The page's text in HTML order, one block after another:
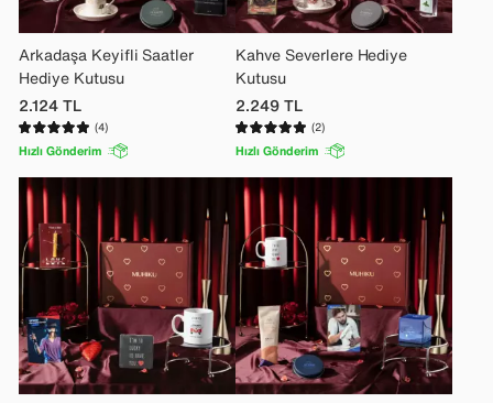
Arkadaşa Keyifli Saatler
Hediye Kutusu
2.124TL
(4)
Hızlı Gönderim
Kahve Severlere Hediye
Kutusu
2.249TL
(2)
Hızlı Gönderim